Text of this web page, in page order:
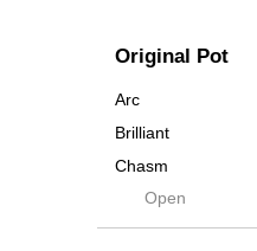
Original Pot
Arc
Brilliant
Chasm
Contra
Cream
Open